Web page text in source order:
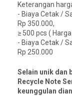
Keterangan
- Biaya Cetak /
Rp 350.000,
≥ 500 pcs (
- Biaya Cetak /
Rp 250.000
Selain unik dan
Recycle Note
keunggulan